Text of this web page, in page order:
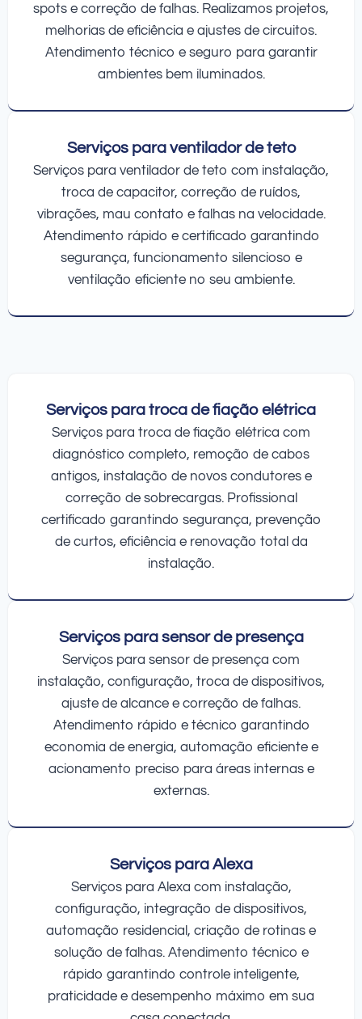
spots e correção de falhas. Realizamos projetos,
melhorias de eficiência e ajustes de circuitos.
Atendimento técnico e seguro para garantir
ambientes bem iluminados.
Serviços para ventilador de teto
Serviços para ventilador de teto com instalação,
troca de capacitor, correção de ruídos,
vibrações, mau contato e falhas na velocidade.
Atendimento rápido e certificado garantindo
segurança, funcionamento silencioso e
ventilação eficiente no seu ambiente.
Serviços para troca de fiação elétrica
Serviços para troca de fiação elétrica com
diagnóstico completo, remoção de cabos
antigos, instalação de novos condutores e
correção de sobrecargas. Profissional
certificado garantindo segurança, prevenção
de curtos, eficiência e renovação total da
instalação.
Serviços para sensor de presença
Serviços para sensor de presença com
instalação, configuração, troca de dispositivos,
ajuste de alcance e correção de falhas.
Atendimento rápido e técnico garantindo
economia de energia, automação eficiente e
acionamento preciso para áreas internas e
externas.
Serviços para Alexa
Serviços para Alexa com instalação,
configuração, integração de dispositivos,
automação residencial, criação de rotinas e
solução de falhas. Atendimento técnico e
rápido garantindo controle inteligente,
praticidade e desempenho máximo em sua